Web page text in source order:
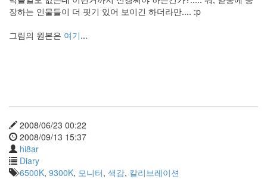
장하는 인물들이 더 핏기 있어 보이긴 하더라만.... :p
그림의 원본은 여기...
2008/06/23 00:22
2008/09/13 15:37
hi8ar
Diary
6500K, 9300K, 모니터, 색감, 칼리브레이션
Tumblr
Article
Photo
명
션
펫
화
보